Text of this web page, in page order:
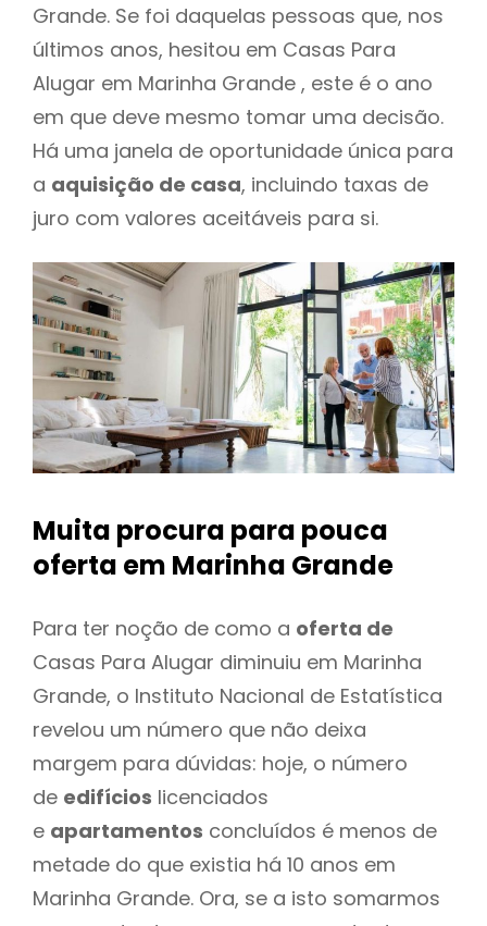
Grande. Se foi daquelas pessoas que, nos
últimos anos, hesitou em Casas Para
Alugar em Marinha Grande , este é o ano
em que deve mesmo tomar uma decisão.
Há uma janela de oportunidade única para
a aquisição de casa, incluindo taxas de
juro com valores aceitáveis para si.
Muita procura para pouca
oferta em Marinha Grande
Para ter noção de como a oferta de
Casas Para Alugar diminuiu em Marinha
Grande, o Instituto Nacional de Estatística
revelou um número que não deixa
margem para dúvidas: hoje, o número
de edifícios licenciados
e apartamentos concluídos é menos de
metade do que existia há 10 anos em
Marinha Grande. Ora, se a isto somarmos